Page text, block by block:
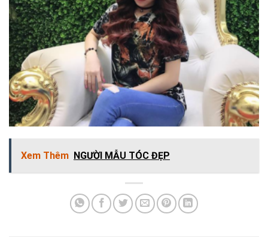
Xem Thêm NGƯỜI MẪU TÓC ĐẸP